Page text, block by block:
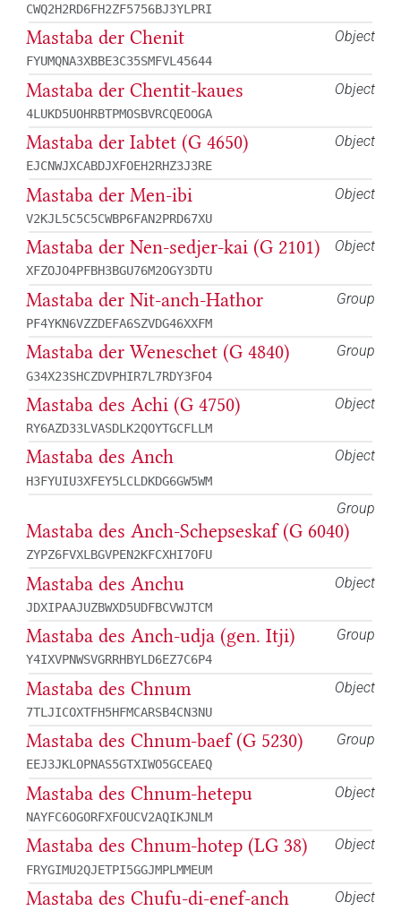
CWQ2H2RD6FH2ZF5756BJ3YLPRI
Object
Mastaba der Chenit
FYUMQNA3XBBE3C35SMFVL45644
Object
Mastaba der Chentit-kaues
4LUKD5UOHRBTPMOSBVRCQEOOGA
Object
Mastaba der Iabtet (G 4650)
EJCNWJXCABDJXFOEH2RHZ3J3RE
Object
Mastaba der Men-ibi
V2KJL5C5C5CWBP6FAN2PRD67XU
Object
Mastaba der Nen-sedjer-kai (G 2101)
XFZOJO4PFBH3BGU76M2OGY3DTU
Group
Mastaba der Nit-anch-Hathor
PF4YKN6VZZDEFA6SZVDG46XXFM
Group
Mastaba der Weneschet (G 4840)
G34X23SHCZDVPHIR7L7RDY3FO4
Object
Mastaba des Achi (G 4750)
RY6AZD33LVASDLK2QOYTGCFLLM
Object
Mastaba des Anch
H3FYUIU3XFEY5LCLDKDG6GW5WM
Group
Mastaba des Anch-Schepseskaf (G 6040)
ZYPZ6FVXLBGVPEN2KFCXHI7OFU
Object
Mastaba des Anchu
JDXIPAAJUZBWXD5UDFBCVWJTCM
Group
Mastaba des Anch-udja (gen. Itji)
Y4IXVPNWSVGRRHBYLD6EZ7C6P4
Object
Mastaba des Chnum
7TLJICOXTFH5HFMCARSB4CN3NU
Group
Mastaba des Chnum-baef (G 5230)
EEJ3JKLOPNAS5GTXIWO5GCEAEQ
Object
Mastaba des Chnum-hetepu
NAYFC6OGORFXFOUCV2AQIKJNLM
Object
Mastaba des Chnum-hotep (LG 38)
FRYGIMU2QJETPI5GGJMPLMMEUM
Object
Mastaba des Chufu-di-enef-anch